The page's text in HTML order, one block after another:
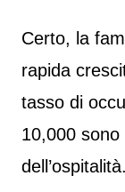
Certo, la
rapida
tasso di
10,000
dell’ospitalità.